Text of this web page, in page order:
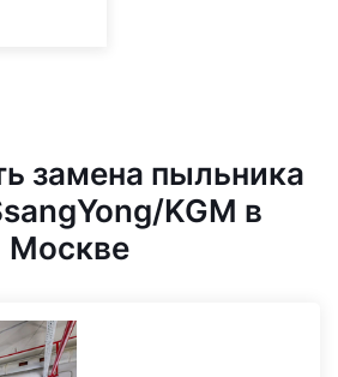
замена пыльника
KGM в
Москве